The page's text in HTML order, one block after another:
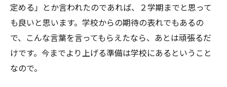
定める」とか言われたのであれば、２学期までと思って
も良いと思います。学校からの期待の表れでもあるの
で、こんな言葉を言ってもらえたなら、あとは頑張るだ
けです。今までより上げる準備は学校にあるということ
なので。